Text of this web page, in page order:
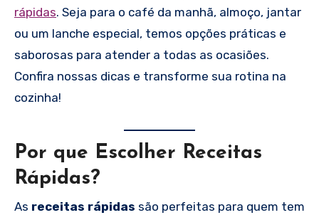
rápidas. Seja para o café da manhã, almoço, jantar
ou um lanche especial, temos opções práticas e
saborosas para atender a todas as ocasiões.
Confira nossas dicas e transforme sua rotina na
cozinha!
Por que Escolher Receitas
Rápidas?
As receitas rápidas são perfeitas para quem tem